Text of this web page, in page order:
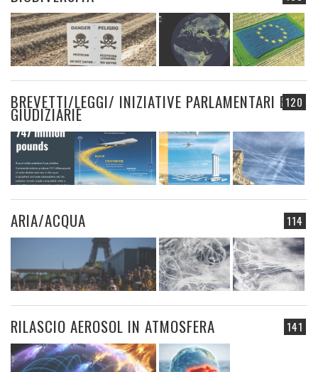
120
BREVETTI/LEGGI/ INIZIATIVE PARLAMENTARI E
GIUDIZIARIE
114
ARIA/ACQUA
141
RILASCIO AEROSOL IN ATMOSFERA